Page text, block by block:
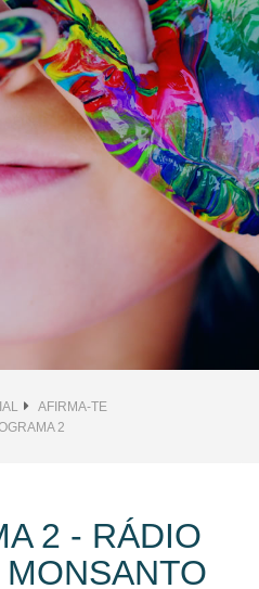
AFIRMA-TE
2
2 - RÁDIO